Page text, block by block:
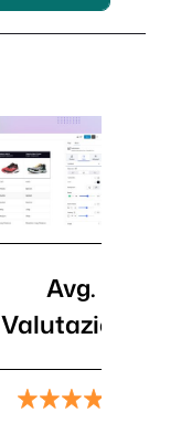
Avg.
Valutazione